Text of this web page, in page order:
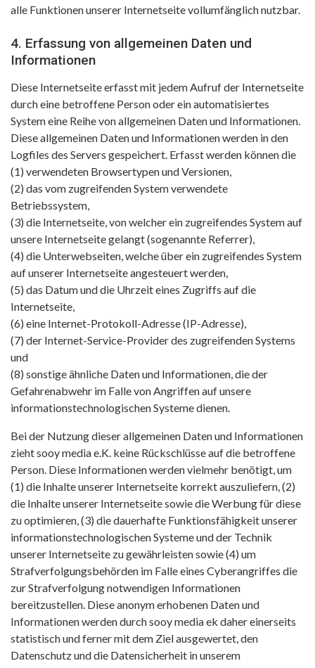
alle Funktionen unserer Internetseite vollumfänglich nutzbar.
4. Erfassung von allgemeinen Daten und
Informationen
Diese Internetseite erfasst mit jedem Aufruf der Internetseite
durch eine betroffene Person oder ein automatisiertes
System eine Reihe von allgemeinen Daten und Informationen.
Diese allgemeinen Daten und Informationen werden in den
Logfiles des Servers gespeichert. Erfasst werden können die
(1) verwendeten Browsertypen und Versionen,
(2) das vom zugreifenden System verwendete
Betriebssystem,
(3) die Internetseite, von welcher ein zugreifendes System auf
unsere Internetseite gelangt (sogenannte Referrer),
(4) die Unterwebseiten, welche über ein zugreifendes System
auf unserer Internetseite angesteuert werden,
(5) das Datum und die Uhrzeit eines Zugriffs auf die
Internetseite,
(6) eine Internet-Protokoll-Adresse (IP-Adresse),
(7) der Internet-Service-Provider des zugreifenden Systems
und
(8) sonstige ähnliche Daten und Informationen, die der
Gefahrenabwehr im Falle von Angriffen auf unsere
informationstechnologischen Systeme dienen.
Bei der Nutzung dieser allgemeinen Daten und Informationen
zieht sooy media e.K. keine Rückschlüsse auf die betroffene
Person. Diese Informationen werden vielmehr benötigt, um
(1) die Inhalte unserer Internetseite korrekt auszuliefern, (2)
die Inhalte unserer Internetseite sowie die Werbung für diese
zu optimieren, (3) die dauerhafte Funktionsfähigkeit unserer
informationstechnologischen Systeme und der Technik
unserer Internetseite zu gewährleisten sowie (4) um
Strafverfolgungsbehörden im Falle eines Cyberangriffes die
zur Strafverfolgung notwendigen Informationen
bereitzustellen. Diese anonym erhobenen Daten und
Informationen werden durch sooy media ek daher einerseits
statistisch und ferner mit dem Ziel ausgewertet, den
Datenschutz und die Datensicherheit in unserem